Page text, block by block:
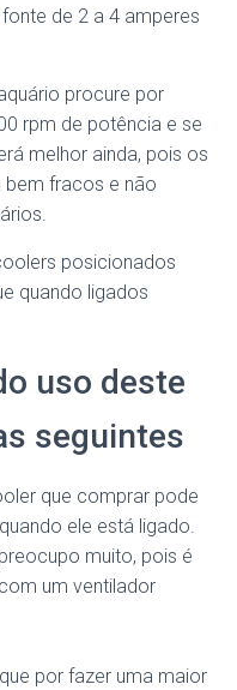
de 2 a 4 amperes
procure por
rpm de potência e se
melhor ainda, pois os
fracos e não
posicionados
quando ligados
uso deste
seguintes
que comprar pode
ele está ligado.
muito, pois é
um ventilador
por fazer uma maior